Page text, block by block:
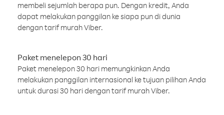
membeli sejumlah berapa pun. Dengan kredit, Anda
dapat melakukan panggilan ke siapa pun di dunia
dengan tarif murah Viber.
Paket menelepon 30 hari
Paket menelepon 30 hari memungkinkan Anda
melakukan panggilan internasional ke tujuan pilihan Anda
untuk durasi 30 hari dengan tarif murah Viber.